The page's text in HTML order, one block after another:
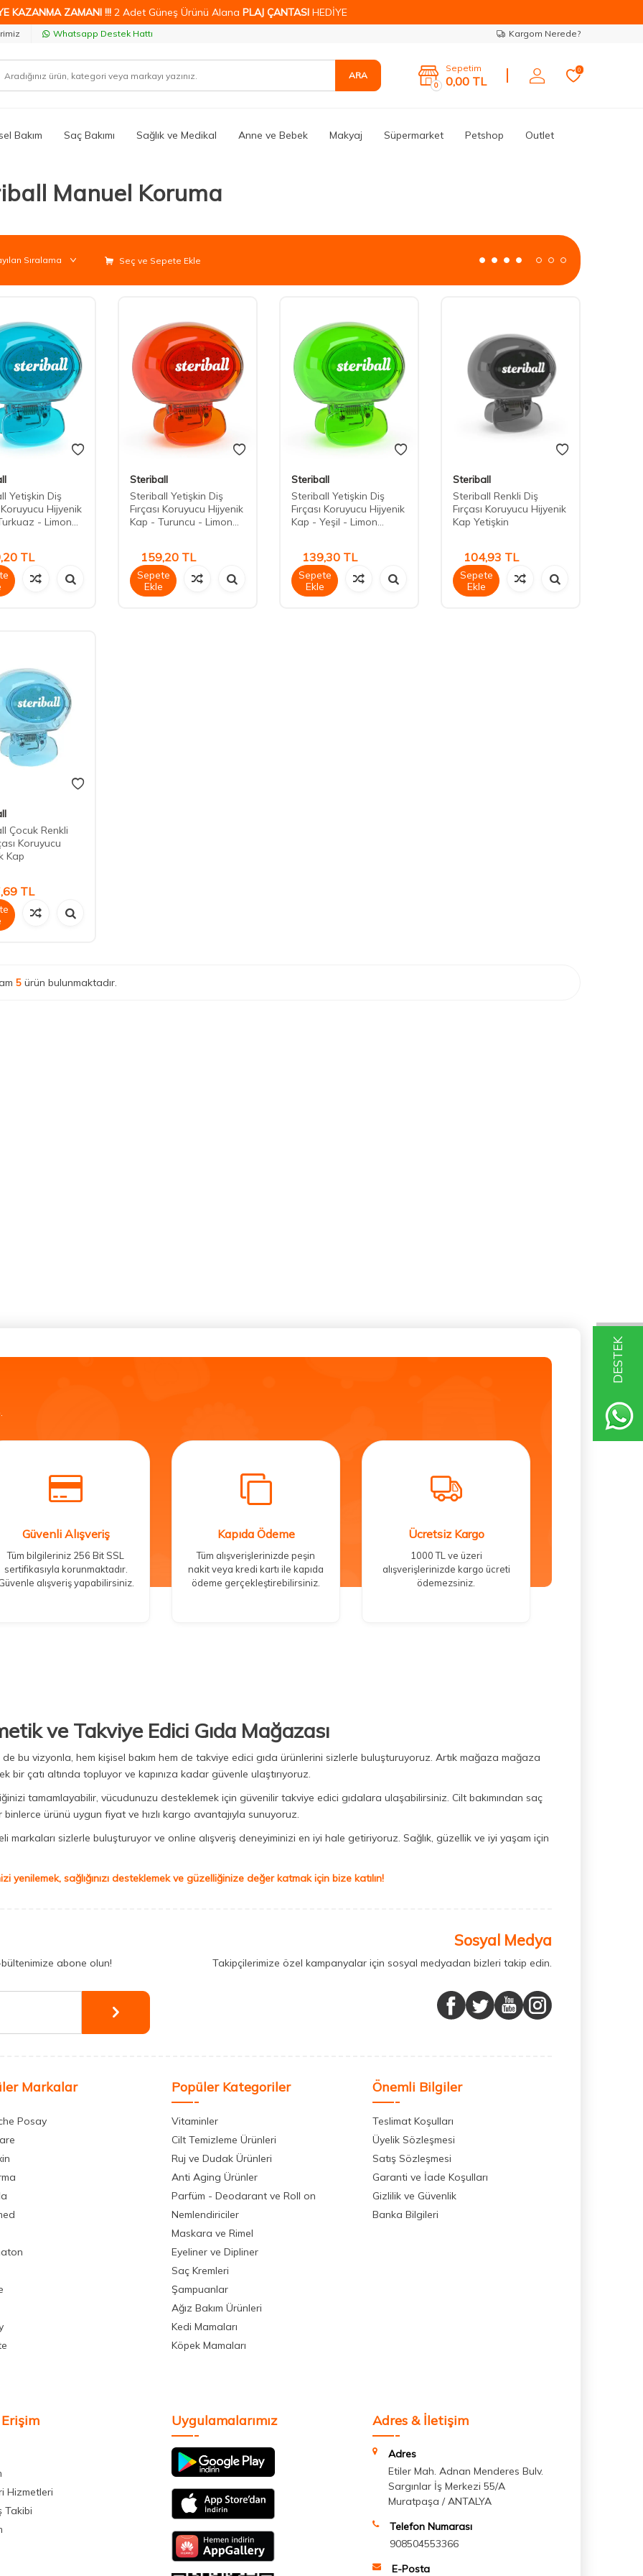
DESTEK
KAZANMA ZAMANI !!! 2 Adet Güneş Ürünü Alana PLAJ ÇANTASI HEDİYE
Whatsapp Destek Hattı Kargom Nerede?
ARA
0
Sepetim
0,00 TL
0
Bakım Saç Bakımı Sağlık ve Medikal Anne ve Bebek Makyaj Süpermarket Petshop Outlet
Manuel Koruma
Seç ve Sepete Ekle
Yetişkin Diş
Koruyucu Hijyenik
- Limon...
TL
Steriball
Steriball Yetişkin Diş
Fırçası Koruyucu Hijyenik
Kap - Turuncu - Limon...
159,20 TL
Sepete
Ekle
Steriball
Steriball Yetişkin Diş
Fırçası Koruyucu Hijyenik
Kap - Yeşil - Limon...
139,30 TL
Sepete
Ekle
Steriball
Steriball Renkli Diş
Fırçası Koruyucu Hijyenik
Kap Yetişkin
104,93 TL
Sepete
Ekle
Çocuk Renkli
Koruyucu
Kap
TL
5 ürün bulunmaktadır.
Güvenli Alışveriş
Tüm bilgileriniz 256 Bit SSL
sertifikasıyla korunmaktadır.
alışveriş yapabilirsiniz.
Kapıda Ödeme
Tüm alışverişlerinizde peşin
nakit veya kredi kartı ile kapıda
ödeme gerçekleştirebilirsiniz.
Ücretsiz Kargo
1000 TL ve üzeri
alışverişlerinizde kargo ücreti
ödemezsiniz.
ve Takviye Edici Gıda Mağazası
de bu vizyonla, hem kişisel bakım hem de takviye edici gıda ürünlerini sizlerle buluşturuyoruz. Artık mağaza mağaza
bir çatı altında topluyor ve kapınıza kadar güvenle ulaştırıyoruz.
tamamlayabilir, vücudunuzu desteklemek için güvenilir takviye edici gıdalara ulaşabilirsiniz. Cilt bakımından saç
ürünü uygun fiyat ve hızlı kargo avantajıyla sunuyoruz.
sizlerle buluşturuyor ve online alışveriş deneyiminizi en iyi hale getiriyoruz. Sağlık, güzellik ve iyi yaşam için
yenilemek, sağlığınızı desteklemek ve güzelliğinize değer katmak için bize katılın!
abone olun!
Sosyal Medya
Takipçilerimize özel kampanyalar için sosyal medyadan bizleri takip edin.
Markalar
Posay
Popüler Kategoriler
Vitaminler
Cilt Temizleme Ürünleri
Ruj ve Dudak Ürünleri
Anti Aging Ürünler
Parfüm - Deodarant ve Roll on
Nemlendiriciler
Maskara ve Rimel
Eyeliner ve Dipliner
Saç Kremleri
Şampuanlar
Ağız Bakım Ürünleri
Kedi Mamaları
Köpek Mamaları
Önemli Bilgiler
Teslimat Koşulları
Üyelik Sözleşmesi
Satış Sözleşmesi
Garanti ve İade Koşulları
Gizlilik ve Güvenlik
Banka Bilgileri
Erişim
Hizmetleri
Takibi
Uygulamalarımız Adres & İletişim
Adres
Etiler Mah. Adnan Menderes Bulv.
Sargınlar İş Merkezi 55/A
Muratpaşa / ANTALYA
Telefon Numarası
908504553366
E-Posta